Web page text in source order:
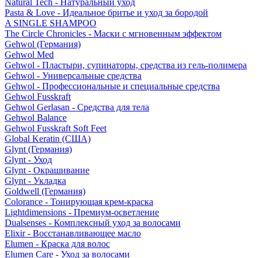
Natural Tech - Натуральный уход
Pasta & Love - Идеальное бритье и уход за бородой
A SINGLE SHAMPOO
The Circle Chronicles - Маски с мгновенным эффектом
Gehwol (Германия)
Gehwol Med
Gehwol - Пластыри, супинаторы, средства из гель-полимера
Gehwol - Универсальные средства
Gehwol - Профессиональные и специальные средства
Gehwol Fusskraft
Gehwol Gerlasan - Средства для тела
Gehwol Balance
Gehwol Fusskraft Soft Feet
Global Keratin (США)
Glynt (Германия)
Glynt - Уход
Glynt - Окрашивание
Glynt - Укладка
Goldwell (Германия)
Colorance - Тонирующая крем-краска
Lightdimensions - Премиум-осветление
Dualsenses - Комплексный уход за волосами
Elixir - Восстанавливающее масло
Elumen - Краска для волос
Elumen Care - Уход за волосами